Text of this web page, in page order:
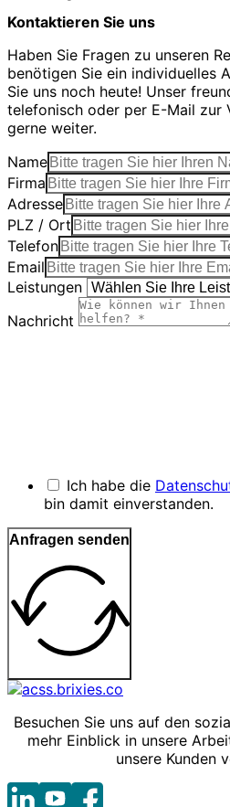
Kontaktieren Sie uns
Haben Sie Fragen zu unseren
benötigen Sie ein individuelles
Sie uns noch heute! Unser
telefonisch oder per E-Mail zur
gerne weiter.
Name
Firma
Adresse
PLZ / Ort
Telefon
Email
Leistungen
Nachricht
Ich habe die
bin damit einverstanden.
Anfragen senden
Besuchen Sie uns auf den
mehr Einblick in unsere
unsere Kunden